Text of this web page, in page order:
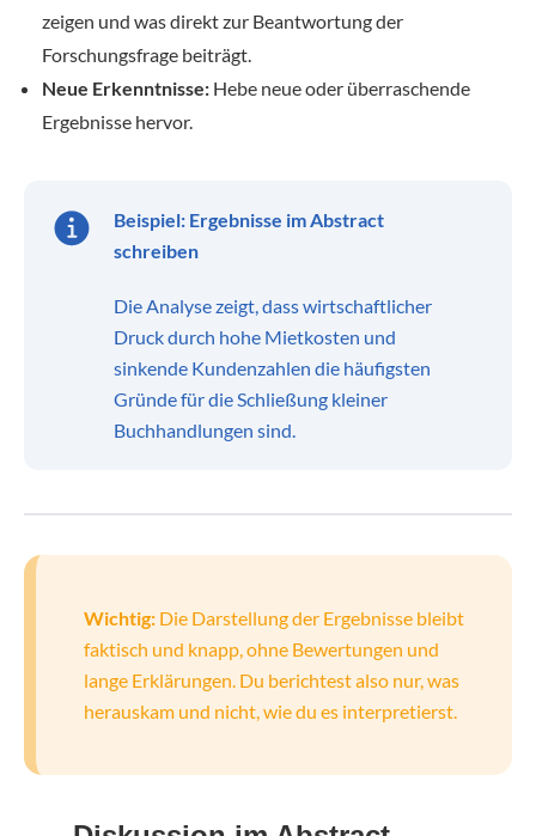
zeigen und was direkt zur Beantwortung der
Forschungsfrage beiträgt.
Neue Erkenntnisse: Hebe neue oder überraschende
Ergebnisse hervor.
Beispiel: Ergebnisse im Abstract
schreiben
Die Analyse zeigt, dass wirtschaftlicher
Druck durch hohe Mietkosten und
sinkende Kundenzahlen die häufigsten
Gründe für die Schließung kleiner
Buchhandlungen sind.
Wichtig: Die Darstellung der Ergebnisse bleibt
faktisch und knapp, ohne Bewertungen und
lange Erklärungen. Du berichtest also nur, was
herauskam und nicht, wie du es interpretierst.